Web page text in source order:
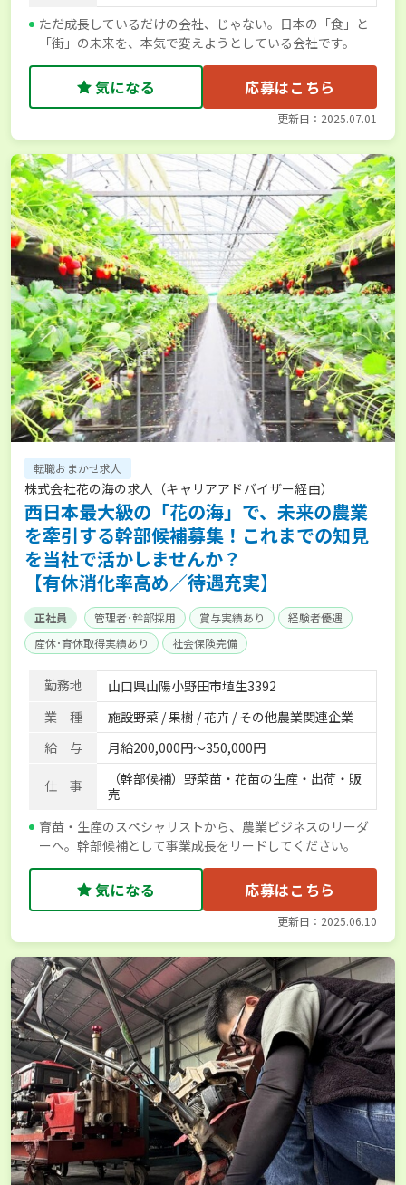
ただ成長しているだけの会社、じゃない。日本の「食」と
「街」の未来を、本気で変えようとしている会社です。
気になる 応募はこちら
更新日：2025.07.01
転職おまかせ求人
株式会社花の海の求人（キャリアアドバイザー経由）
西日本最大級の「花の海」で、未来の農業
を牽引する幹部候補募集！これまでの知見
を当社で活かしませんか？
【有休消化率高め／待遇充実】
正社員 管理者･幹部採用 賞与実績あり
経験者優遇
産休･育休取得実績あり
社会保険完備
勤務地
山口県山陽小野田市埴生3392
業 種
施設野菜 / 果樹 / 花卉 / その他農業関連企業
給 与
月給200,000円～350,000円
仕 事
（幹部候補）野菜苗・花苗の生産・出荷・販
売
育苗・生産のスペシャリストから、農業ビジネスのリーダ
ーへ。幹部候補として事業成長をリードしてください。
気になる 応募はこちら
更新日：2025.06.10